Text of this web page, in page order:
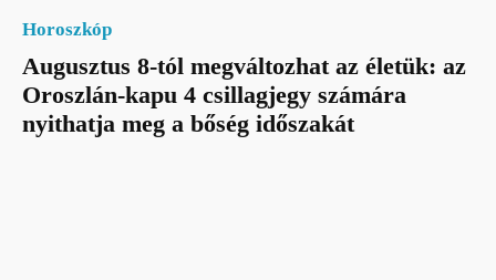
Horoszkóp
Augusztus 8-tól megváltozhat az életük: az
Oroszlán-kapu 4 csillagjegy számára
nyithatja meg a bőség időszakát